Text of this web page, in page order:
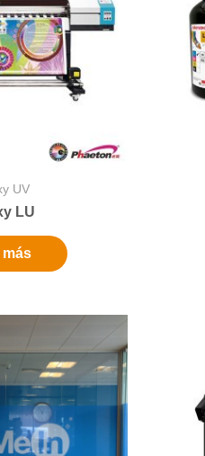
UV
LU
más